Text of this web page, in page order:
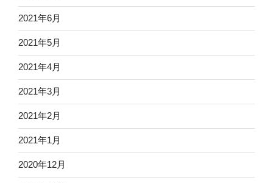
2021年6月
2021年5月
2021年4月
2021年3月
2021年2月
2021年1月
2020年12月